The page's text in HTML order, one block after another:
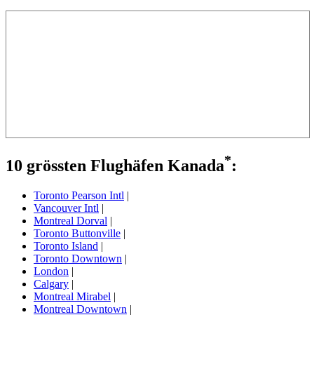
10 grössten Flughäfen Kanada*:
Toronto Pearson Intl |
Vancouver Intl |
Montreal Dorval |
Toronto Buttonville |
Toronto Island |
Toronto Downtown |
London |
Calgary |
Montreal Mirabel |
Montreal Downtown |